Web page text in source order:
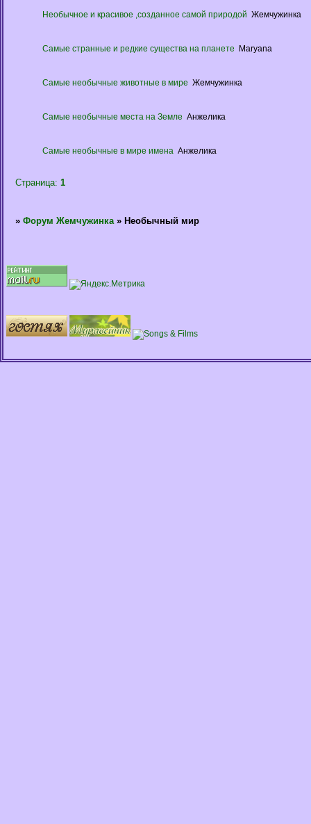
Необычное и красивое ,созданное самой природой Жемчужинка
Самые странные и редкие существа на планете Maryana
Самые необычные животные в мире Жемчужинка
Самые необычные места на Земле Анжелика
Самые необычные в мире имена Анжелика
Страница: 1
» Форум Жемчужинка » Необычный мир